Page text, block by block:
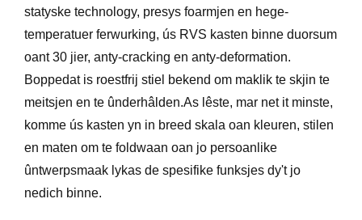
statyske technology, presys foarmjen en hege-
temperatuer ferwurking, ús RVS kasten binne duorsum
oant 30 jier, anty-cracking en anty-deformation.
Boppedat is roestfrij stiel bekend om maklik te skjin te
meitsjen en te ûnderhâlden.As lêste, mar net it minste,
komme ús kasten yn in breed skala oan kleuren, stilen
en maten om te foldwaan oan jo persoanlike
ûntwerpsmaak lykas de spesifike funksjes dy't jo
nedich binne.